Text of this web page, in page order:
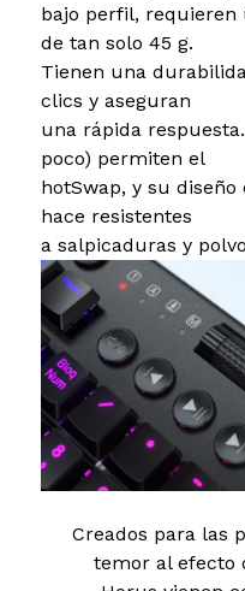
bajo perfil, requieren
de tan solo 45 g.
Tienen una
clics y aseguran
una rápida
poco) permiten el
hotSwap, y su
hace resistentes
a salpicaduras y
Creados para las
temor al efecto